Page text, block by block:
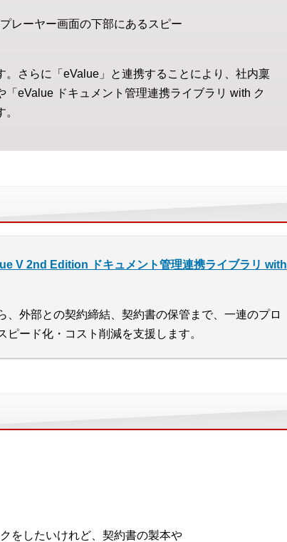
レーヤー画面の下部にあるスピー
。さらに「eValue」と連携することにより、社内稟
eValue ドキュメント管理連携ライブラリ with ク
V 2nd Edition ドキュメント管理連携ライブラリ with
外部との契約締結、契約書の保管まで、一連のプロ
ード化・コスト削減を支援します。
をしたいけれど、契約書の製本や